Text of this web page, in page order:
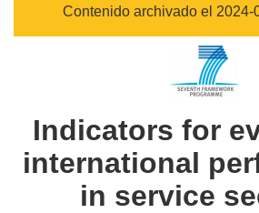
Contenido archivado el 2024-
Indicators for
international
in service